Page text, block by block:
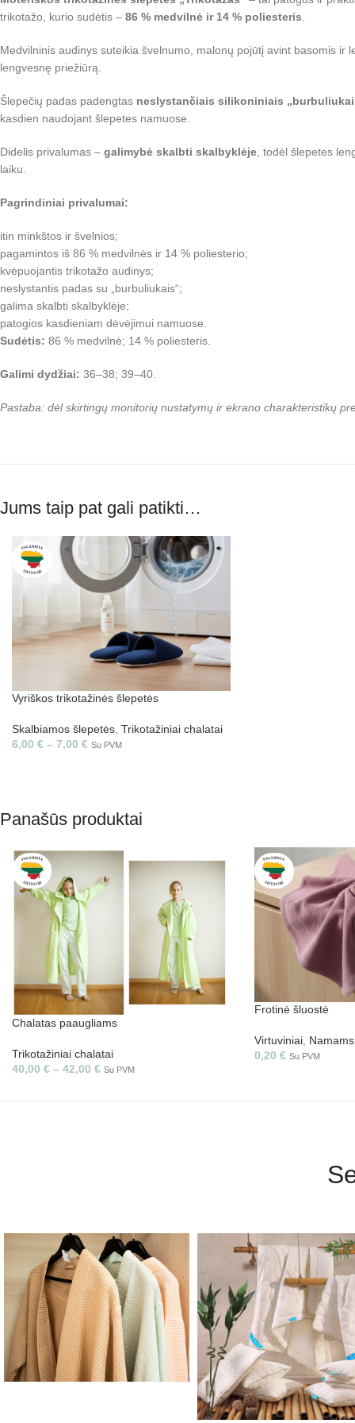
trikotažo, kurio sudėtis – 86 % medvilnė ir 14 % poliesteris
Medvilninis audinys suteikia švelnumo, malonų pojūtį avint basomis
lengvesnę priežiūrą.
Šlepečių padas padengtas neslystančiais silikoniniais
kasdien naudojant šlepetes namuose.
Didelis privalumas – galimybė skalbti skalbyklėje , todėl šlepetes
laiku.
Pagrindiniai privalumai:
itin minkštos ir švelnios;
pagamintos iš 86 % medvilnės ir 14 % poliesterio;
kvėpuojantis trikotažo audinys;
neslystantis padas su „burbuliukais“;
galima skalbti skalbyklėje;
patogios kasdieniam dėvėjimui namuose.
Sudėtis: 86 % medvilnė; 14 % poliesteris.
Galimi dydžiai: 36–38; 39–40.
Pastaba: dėl skirtingų monitorių nustatymų ir ekrano charakteristikų
Jums taip pat gali patikti…
Vyriškos trikotažinės šlepetės
Skalbiamos šlepetės Trikotažiniai chalatai
6,00 € – 7,00 € Su PVM
Panašūs produktai
Chalatas paaugliams
Trikotažiniai chalatai
40,00 € – 42,00 € Su PVM
Frotinė šluostė
Virtuviniai, Namams
0,20 € Su PVM